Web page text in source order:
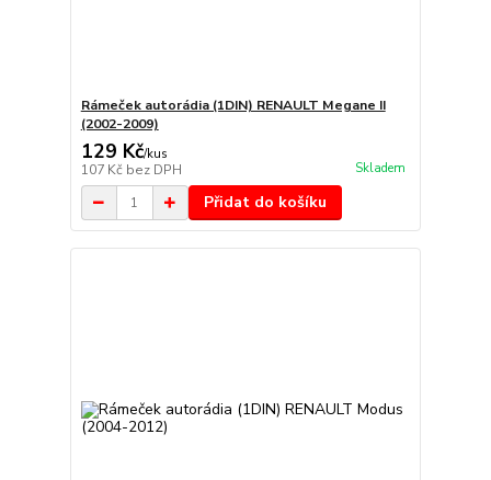
Rámeček autorádia (1DIN) RENAULT Megane II
(2002-2009)
129 Kč/kus
107 Kč bez DPH Skladem
Přidat do košíku